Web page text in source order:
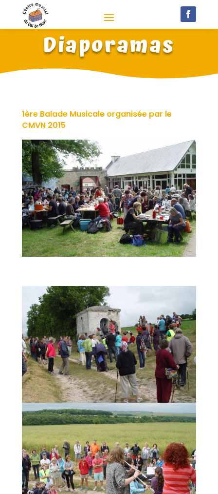
Diaporamas
1ère Balade Musicale organisée par le
CMVN 2015